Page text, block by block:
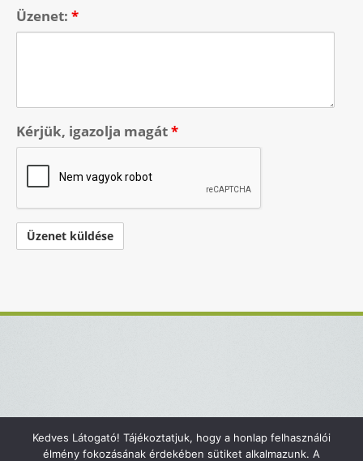
Üzenet: *
Kérjük, igazolja magát*
Kapcsolat Impresszum
Kedves Látogató! Tájékoztatjuk, hogy a honlap felhasználói
élmény fokozásának érdekében sütiket alkalmazunk. A